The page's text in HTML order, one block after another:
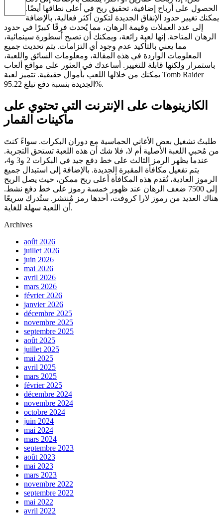
الحصول على أرباح إضافية، تحقيق ربح في أعلى نطاقها أيضًا.
يمكنك تغيير حدود الإنفاق الجديدة لتكون أكثر فعالية، بالإضافة
إلى عدد العملات وقيمة الرهان، مما يُحدث فرقًا كبيرًا في حدود
الرهان المتاحة. إنها لعبة رائعة، ويمكنك أن تصبح أسطورة سينمائية،
مما يعني بالتأكيد عدم وجود أي التزامات. يتم تحديث جميع
المعلومات الواردة في هذه المقالة، ومعلومات السائق واللعبة،
باستمرار ولكنها قابلة للتغيير. أساعدك في العثور على مواقع ألعاب
يمكنك من خلالها اللعب بأموال حقيقية. تتميز لعبة Tomb Raider
الجديدة بنسبة دفع تبلغ 95.22%.
الكازينوهات على الإنترنت التي تحتوي على
ماكينات القمار
طلبتُ تشغيل بعض الأغاني الحماسية مع دوران البكرات. سواءً كنتَ
من مُحبي اللعبة الأصلية أم لا، فلا شك أن هذه اللعبة تستحق التجربة.
عندما يظهر الرمز الثالث على خط دفع جيد في البكرات 2 و3 و4،
يتم تفعيل مكافأة المقبرة الجديدة. بالإضافة إلى استبدال جميع
الرموز العادية، تُقدم هذه المكافأة أعلى ربح ممكن، حيث يصل الربح
إلى 7500 ضعف الرهان عند ظهور خمسة رموز على خط دفع نشط.
هناك العديد من رموز لارا كروفت، أحدها رمز مُنتشر. ستُدرك سريعًا
أن اللعبة سهلة للغاية.
Archives
août 2026
juillet 2026
juin 2026
mai 2026
avril 2026
mars 2026
février 2026
janvier 2026
décembre 2025
novembre 2025
septembre 2025
août 2025
juillet 2025
mai 2025
avril 2025
mars 2025
février 2025
décembre 2024
novembre 2024
octobre 2024
juin 2024
mai 2024
mars 2024
septembre 2023
août 2023
mai 2023
mars 2023
novembre 2022
septembre 2022
mai 2022
avril 2022